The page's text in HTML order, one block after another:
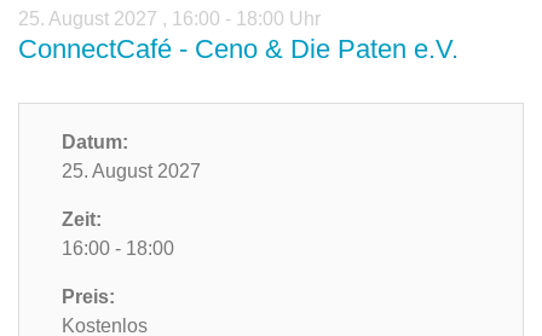
25. August 2027 , 16:00 - 18:00 Uhr
ConnectCafé - Ceno & Die Paten e.V.
Datum:
25. August 2027
Zeit:
16:00 - 18:00
Preis:
Kostenlos